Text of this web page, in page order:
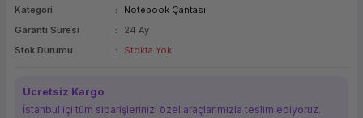
Bileşenleri
Kategori
Notebook Çantası
Garanti Süresi
24 Ay
Stok Durumu
Stokta Yok
Ücretsiz Kargo
İstanbul içi tüm siparişlerinizi özel araçlarımızla teslim ediyoruz.